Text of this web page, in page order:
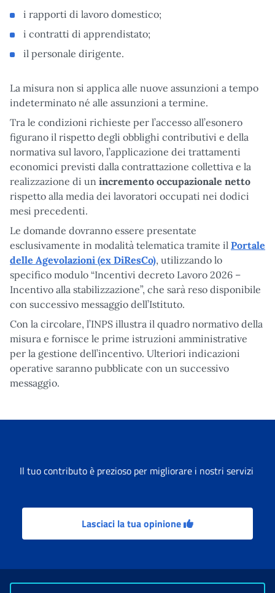
i rapporti di lavoro domestico;
i contratti di apprendistato;
il personale dirigente.
La misura non si applica alle nuove assunzioni a tempo
indeterminato né alle assunzioni a termine.
Tra le condizioni richieste per l’accesso all’esonero
figurano il rispetto degli obblighi contributivi e della
normativa sul lavoro, l’applicazione dei trattamenti
economici previsti dalla contrattazione collettiva e la
realizzazione di un incremento occupazionale netto
rispetto alla media dei lavoratori occupati nei dodici
mesi precedenti.
Le domande dovranno essere presentate
esclusivamente in modalità telematica tramite il Portale
delle Agevolazioni (ex DiResCo), utilizzando lo
specifico modulo “Incentivi decreto Lavoro 2026 –
Incentivo alla stabilizzazione”, che sarà reso disponibile
con successivo messaggio dell’Istituto.
Con la circolare, l’INPS illustra il quadro normativo della
misura e fornisce le prime istruzioni amministrative
per la gestione dell’incentivo. Ulteriori indicazioni
operative saranno pubblicate con un successivo
messaggio.
Il tuo contributo è prezioso per migliorare i nostri servizi
Lasciaci la tua opinione